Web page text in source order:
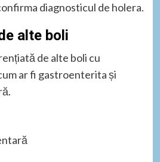
diagnosticul de holera.
alte boli
de alte boli cu
ar fi gastroenterita și